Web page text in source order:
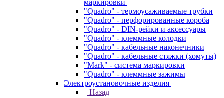
маркировки
"Quadro" - термоусаживаемые трубки
"Quadro" - перфорированные короба
"Quadro" - DIN-рейки и аксессуары
"Quadro" - клеммные колодки
"Quadro" - кабельные наконечники
"Quadro" - кабельные стяжки (хомуты)
"Mark" - система маркировки
"Quadro" - клеммные зажимы
Электроустановочные изделия
Назад